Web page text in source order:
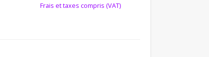
Frais et taxes compris (VAT)